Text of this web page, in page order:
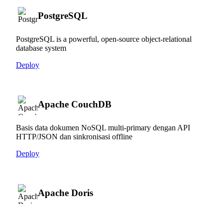
PostgreSQL
PostgreSQL is a powerful, open-source object-relational
database system
Deploy
Apache CouchDB
Basis data dokumen NoSQL multi-primary dengan API
HTTP/JSON dan sinkronisasi offline
Deploy
Apache Doris